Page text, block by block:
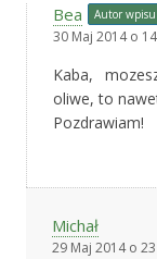
Bea Autor wpisu
30 Maj 2014 o
Kaba,
oliwe, to
Pozdrawiam!
Michał
29 Maj 2014 o